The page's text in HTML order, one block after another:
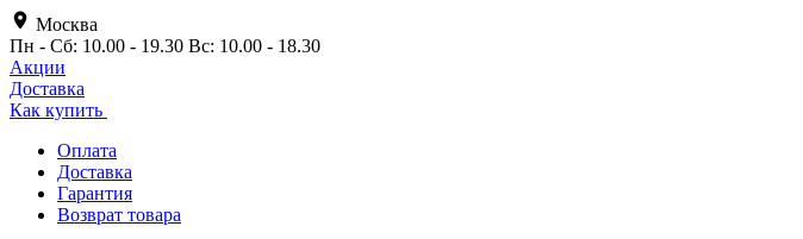
Москва
Пн - Сб: 10.00 - 19.30 Вс: 10.00 - 18.30
Акции
Доставка
Как купить
Оплата
Доставка
Гарантия
Возврат товара